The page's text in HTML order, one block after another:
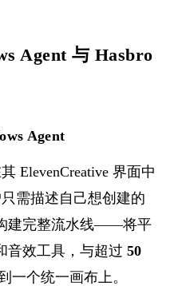
Agent 与 Hasbro
Agent
ElevenCreative 界面中
需描述自己想创建的
建完整流水线——将平
音效工具，与超过 50
一个统一画布上。